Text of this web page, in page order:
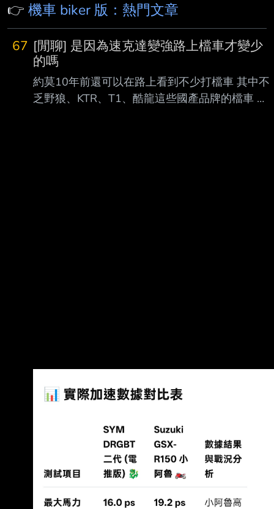
👉 機車 biker 版：熱門文章
67 [閒聊] 是因為速克達變強路上檔車才變少
的嗎
約莫10年前還可以在路上看到不少打檔車 其中不
乏野狼、KTR、T1、酷龍這些國產品牌的檔車 厲